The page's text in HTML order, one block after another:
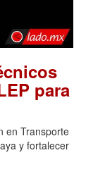
para
en Transporte
y fortalecer